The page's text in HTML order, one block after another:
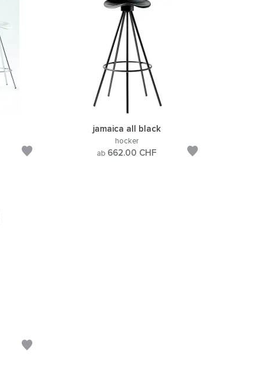
jamaica all black
hocker
ab 662.00 CHF